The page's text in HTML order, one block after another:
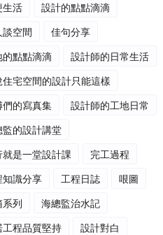
生活
設計的點點滴滴
談空間
佳句分享
的點點滴滴
設計師的日常生活
住宅空間的設計只能這樣
們的寫真集
設計師的工地日常
監的設計講堂
就是一堂設計課
完工過程
知識分享
工程日誌
哏圖
系列
海總監治水記
工程品質堅持
設計對白